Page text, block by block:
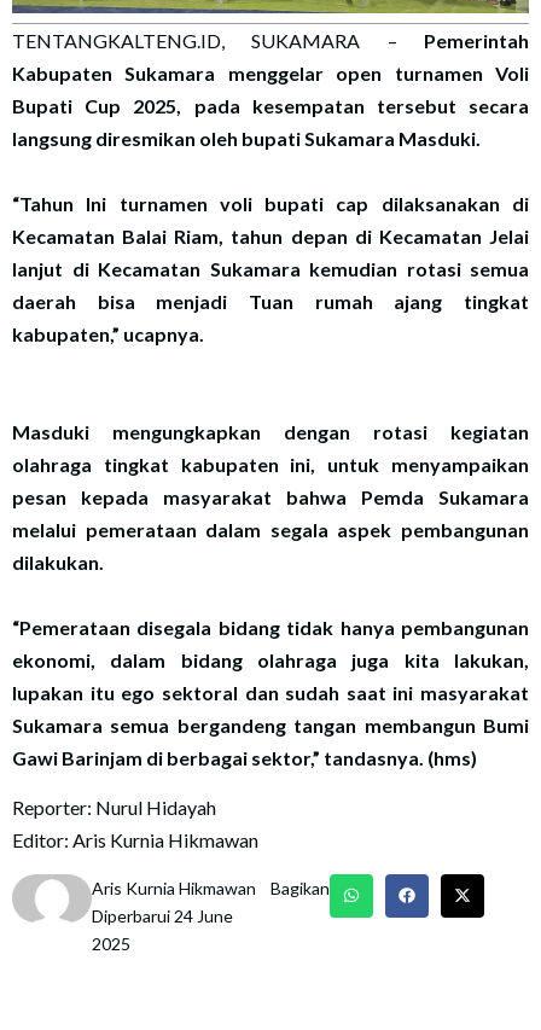
TENTANGKALTENG.ID, SUKAMARA – Pemerintah
Kabupaten Sukamara menggelar open turnamen Voli
Bupati Cup 2025, pada kesempatan tersebut secara
langsung diresmikan oleh bupati Sukamara Masduki.
“Tahun Ini turnamen voli bupati cap dilaksanakan di
Kecamatan Balai Riam, tahun depan di Kecamatan Jelai
lanjut di Kecamatan Sukamara kemudian rotasi semua
daerah bisa menjadi Tuan rumah ajang tingkat
kabupaten,” ucapnya.
Masduki mengungkapkan dengan rotasi kegiatan
olahraga tingkat kabupaten ini, untuk menyampaikan
pesan kepada masyarakat bahwa Pemda Sukamara
melalui pemerataan dalam segala aspek pembangunan
dilakukan.
“Pemerataan disegala bidang tidak hanya pembangunan
ekonomi, dalam bidang olahraga juga kita lakukan,
lupakan itu ego sektoral dan sudah saat ini masyarakat
Sukamara semua bergandeng tangan membangun Bumi
Gawi Barinjam di berbagai sektor,” tandasnya. (hms)
Reporter: Nurul Hidayah
Editor: Aris Kurnia Hikmawan
Aris Kurnia Hikmawan
Diperbarui 24 June
2025
Bagikan